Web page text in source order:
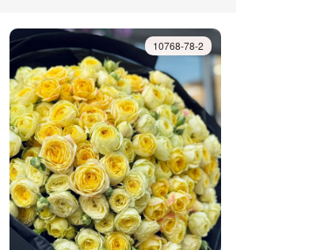
10768-78-2